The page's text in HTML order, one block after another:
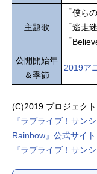
主題歌
「僕ら
「逃走
「
公開開始年
＆季節
2019ア
(C)2019 プロジェクト
『ラブライブ！サン
Rainbow』公式サイト
『ラブライブ！サン